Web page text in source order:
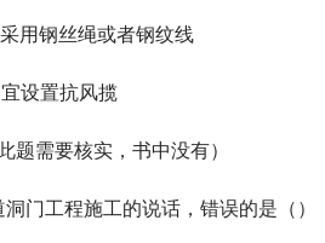
用钢丝绳或者钢纹线
设置抗风揽
题需要核实，书中没有）
洞门工程施工的说话，错误的是（）